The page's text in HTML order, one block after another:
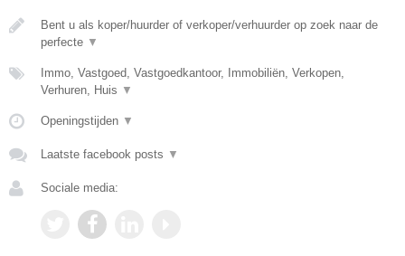
Bent u als koper/huurder of verkoper/verhuurder op zoek naar de
perfecte ▼
Immo, Vastgoed, Vastgoedkantoor, Immobiliën, Verkopen,
Verhuren, Huis ▼
Openingstijden ▼
Laatste facebook posts ▼
Sociale media: